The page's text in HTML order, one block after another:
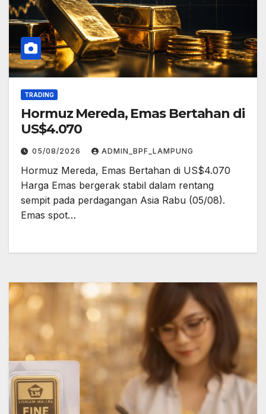
TRADING
Hormuz Mereda, Emas Bertahan di
US$4.070
05/08/2026 ADMIN_BPF_LAMPUNG
Hormuz Mereda, Emas Bertahan di US$4.070
Harga Emas bergerak stabil dalam rentang
sempit pada perdagangan Asia Rabu (05/08).
Emas spot…